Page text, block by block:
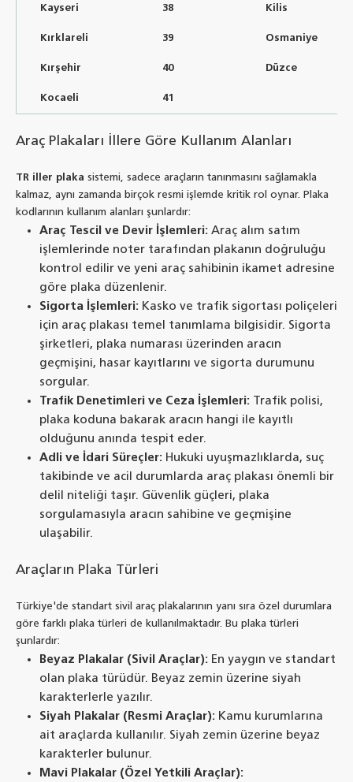
Kayseri 38 Kilis
Kırklareli 39 Osmaniye
Kırşehir 40 Düzce
Kocaeli 41
Araç Plakaları İllere Göre Kullanım Alanları
TR iller plaka sistemi, sadece araçların tanınmasını sağlamakla
kalmaz, aynı zamanda birçok resmi işlemde kritik rol oynar. Plaka
kodlarının kullanım alanları şunlardır:
Araç Tescil ve Devir İşlemleri: Araç alım satım
işlemlerinde noter tarafından plakanın doğruluğu
kontrol edilir ve yeni araç sahibinin ikamet adresine
göre plaka düzenlenir.
Sigorta İşlemleri: Kasko ve trafik sigortası poliçeleri
için araç plakası temel tanımlama bilgisidir. Sigorta
şirketleri, plaka numarası üzerinden aracın
geçmişini, hasar kayıtlarını ve sigorta durumunu
sorgular.
Trafik Denetimleri ve Ceza İşlemleri: Trafik polisi,
plaka koduna bakarak aracın hangi ile kayıtlı
olduğunu anında tespit eder.
Adli ve İdari Süreçler: Hukuki uyuşmazlıklarda, suç
takibinde ve acil durumlarda araç plakası önemli bir
delil niteliği taşır. Güvenlik güçleri, plaka
sorgulamasıyla aracın sahibine ve geçmişine
ulaşabilir.
Araçların Plaka Türleri
Türkiye'de standart sivil araç plakalarının yanı sıra özel durumlara
göre farklı plaka türleri de kullanılmaktadır. Bu plaka türleri
şunlardır:
Beyaz Plakalar (Sivil Araçlar): En yaygın ve standart
olan plaka türüdür. Beyaz zemin üzerine siyah
karakterlerle yazılır.
Siyah Plakalar (Resmi Araçlar): Kamu kurumlarına
ait araçlarda kullanılır. Siyah zemin üzerine beyaz
karakterler bulunur.
Mavi Plakalar (Özel Yetkili Araçlar):